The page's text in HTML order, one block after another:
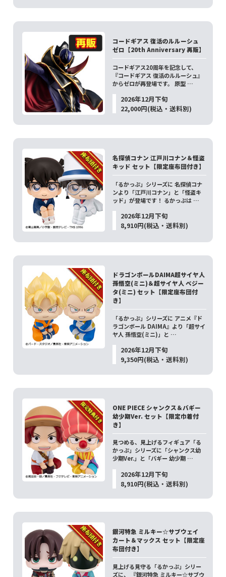
コードギアス 復活のルルーシュ
ゼロ【20th Anniversary 再販】
コードギアス20周年を記念して、
『コードギアス 復活のルルーシュ』
からゼロが再登場です。 原型 …
2026年12月下旬
22,000円(税込・送料別)
名探偵コナン 江戸川コナン＆怪盗
キッド セット【限定座布団付き】
「るかっぷ」シリーズに 名探偵コナ
ンより「江戸川コナン」と「怪盗キ
ッド」が登場です！ るかっぷは …
2026年12月下旬
8,910円(税込・送料別)
ドラゴンボールDAIMA超サイヤ人
孫悟空(ミニ)＆超サイヤ人 ベジー
タ(ミニ) セット【限定座布団付
き】
「るかっぷ」シリーズに アニメ『ド
ラゴンボール DAIMA』より「超サイ
ヤ人 孫悟空(ミニ)」と …
2026年12月下旬
9,350円(税込・送料別)
ONE PIECE シャンクス＆バギー
幼少期Ver. セット【限定巾着付
き】
見つめる、見上げるフィギュア「る
かっぷ」シリーズに「シャンクス幼
少期Ver.」と「バギー 幼少期 …
2026年12月下旬
8,910円(税込・送料別)
銀河特急 ミルキー☆サブウェイ
カート＆マックス セット【限定座
布団付き】
見上げる見守る「るかっぷ」シリー
ズに、 『銀河特急 ミルキー☆サブウ